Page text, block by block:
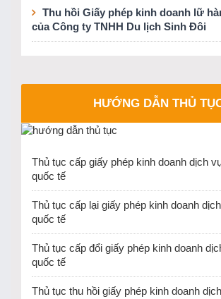
Thu hồi Giấy phép kinh doanh lữ
của Công ty TNHH Du lịch Sinh Đôi
HƯỚNG DẪN THỦ
Thủ tục cấp giấy phép kinh doanh dịch
quốc tế
Thủ tục cấp lại giấy phép kinh doanh
quốc tế
Thủ tục cấp đổi giấy phép kinh doanh
quốc tế
Thủ tục thu hồi giấy phép kinh doanh